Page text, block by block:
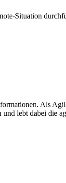
Situation
Als
lebt dabei die